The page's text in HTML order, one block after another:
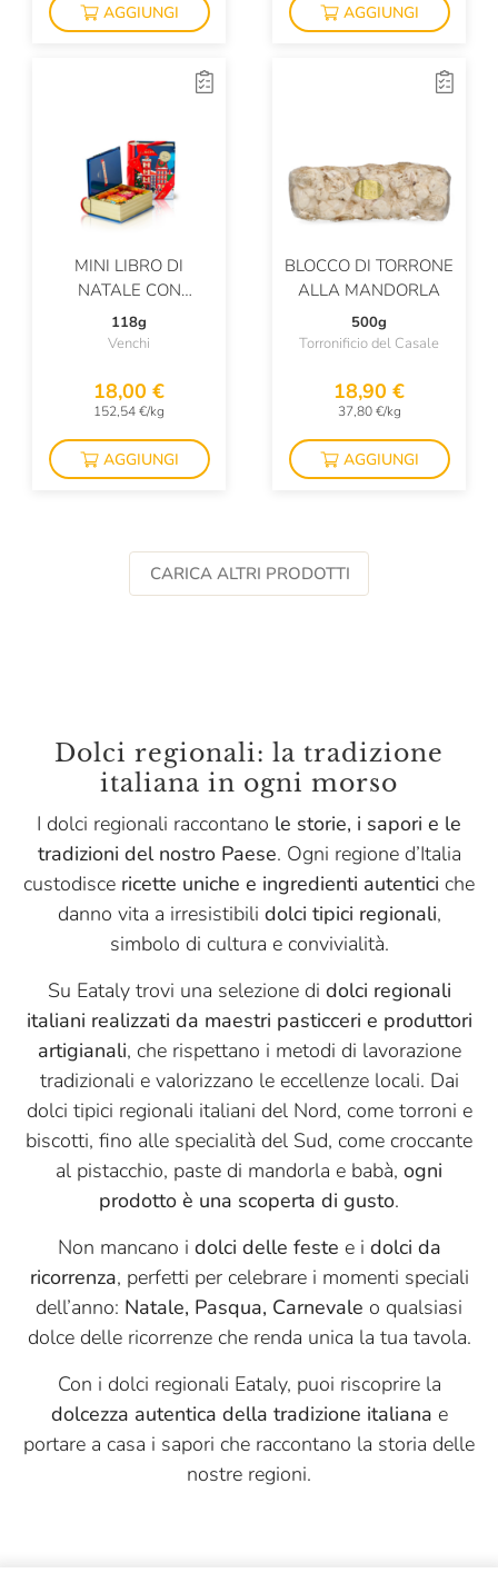
AGGIUNGI AGGIUNGI
MINI LIBRO DI
NATALE CON
CIOCCOLATINI
ASSORTITI
118g
Venchi
18,00 €
152,54 €/kg
AGGIUNGI
BLOCCO DI TORRONE
ALLA MANDORLA
500g
Torronificio del Casale
18,90 €
37,80 €/kg
AGGIUNGI
CARICA ALTRI PRODOTTI
Dolci regionali: la tradizione
italiana in ogni morso
I dolci regionali raccontano le storie, i sapori e le
tradizioni del nostro Paese. Ogni regione d’Italia
custodisce ricette uniche e ingredienti autentici che
danno vita a irresistibili dolci tipici regionali,
simbolo di cultura e convivialità.
Su Eataly trovi una selezione di dolci regionali
italiani realizzati da maestri pasticceri e produttori
artigianali, che rispettano i metodi di lavorazione
tradizionali e valorizzano le eccellenze locali. Dai
dolci tipici regionali italiani del Nord, come torroni e
biscotti, fino alle specialità del Sud, come croccante
al pistacchio, paste di mandorla e babà, ogni
prodotto è una scoperta di gusto.
Non mancano i dolci delle feste e i dolci da
ricorrenza, perfetti per celebrare i momenti speciali
dell’anno: Natale, Pasqua, Carnevale o qualsiasi
dolce delle ricorrenze che renda unica la tua tavola.
Con i dolci regionali Eataly, puoi riscoprire la
dolcezza autentica della tradizione italiana e
portare a casa i sapori che raccontano la storia delle
nostre regioni.